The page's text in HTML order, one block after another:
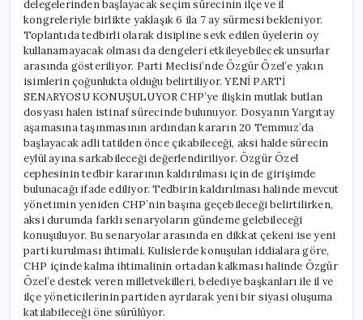
delegelerinden başlayacak seçim sürecinin ilçe ve il
kongreleriyle birlikte yaklaşık 6 ila 7 ay sürmesi bekleniyor.
Toplantıda tedbirli olarak disipline sevk edilen üyelerin oy
kullanamayacak olması da dengeleri etkileyebilecek unsurlar
arasında gösteriliyor. Parti Meclisi’nde Özgür Özel’e yakın
isimlerin çoğunlukta olduğu belirtiliyor. YENİ PARTİ
SENARYOSU KONUŞULUYOR CHP’ye ilişkin mutlak butlan
dosyası halen istinaf sürecinde bulunuyor. Dosyanın Yargıtay
aşamasına taşınmasının ardından kararın 20 Temmuz’da
başlayacak adli tatilden önce çıkabileceği, aksi halde sürecin
eylül ayına sarkabileceği değerlendiriliyor. Özgür Özel
cephesinin tedbir kararının kaldırılması için de girişimde
bulunacağı ifade ediliyor. Tedbirin kaldırılması halinde mevcut
yönetimin yeniden CHP’nin başına geçebileceği belirtilirken,
aksi durumda farklı senaryoların gündeme gelebileceği
konuşuluyor. Bu senaryolar arasında en dikkat çekeni ise yeni
parti kurulması ihtimali. Kulislerde konuşulan iddialara göre,
CHP içinde kalma ihtimalinin ortadan kalkması halinde Özgür
Özel’e destek veren milletvekilleri, belediye başkanları ile il ve
ilçe yöneticilerinin partiden ayrılarak yeni bir siyasi oluşuma
katılabileceği öne sürülüyor.